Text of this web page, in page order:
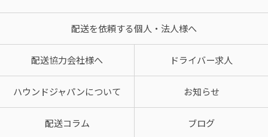
配送を依頼する個人・法人様へ
配送協力会社様へ ドライバー求人
ハウンドジャパンについて お知らせ
配送コラム ブログ